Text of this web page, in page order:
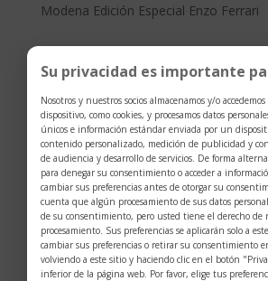
Modena Edición Especial Enzo Ferrari
Su privacidad es importante
Nosotros y nuestros socios almacenamos y/o
dispositivo, como cookies, y procesamos datos
únicos e información estándar enviada por un
contenido personalizado, medición de publicidad y
de audiencia y desarrollo de servicios. De forma
para denegar su consentimiento o acceder a
cambiar sus preferencias antes de otorgar su
cuenta que algún procesamiento de sus datos
de su consentimiento, pero usted tiene el derecho de
procesamiento. Sus preferencias se aplicarán solo a
cambiar sus preferencias o retirar su consentimiento
volviendo a este sitio y haciendo clic en el botón
inferior de la página web. Por favor, elige tus